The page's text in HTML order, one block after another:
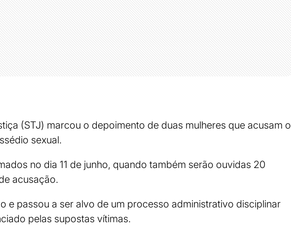
(STJ) marcou o depoimento de duas mulheres que acusam o
sexual.
no dia 11 de junho, quando também serão ouvidas 20
acusação.
e passou a ser alvo de um processo administrativo disciplinar
pelas supostas vítimas.